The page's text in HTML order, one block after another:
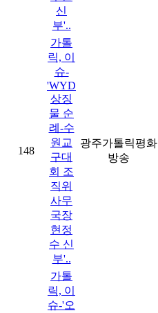
신
부'..
148
가톨
릭, 이
슈-
'WYD
상징
물 순
례-수
원교
구대
회 조
직위
사무
국장
현정
수 신
부'..
광주가톨릭평화
방송
가톨
릭, 이
슈-'오